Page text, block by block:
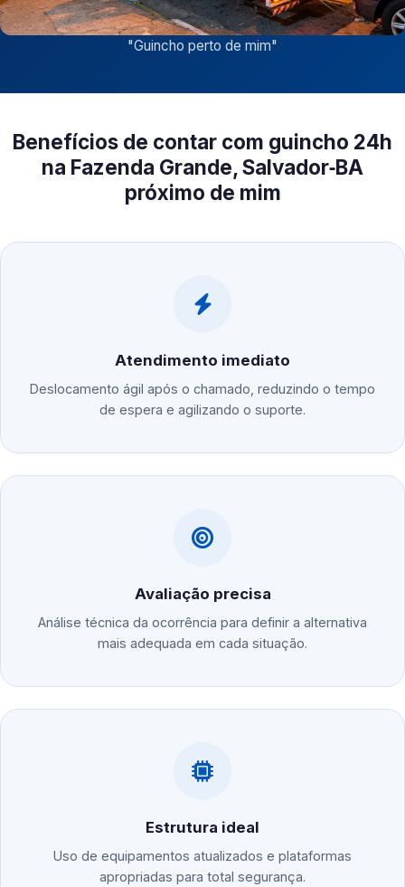
"Guincho perto de mim"
Benefícios de contar com guincho 24h
na Fazenda Grande, Salvador‑BA
próximo de mim
Atendimento imediato
Deslocamento ágil após o chamado, reduzindo o tempo
de espera e agilizando o suporte.
Avaliação precisa
Análise técnica da ocorrência para definir a alternativa
mais adequada em cada situação.
Estrutura ideal
Uso de equipamentos atualizados e plataformas
apropriadas para total segurança.